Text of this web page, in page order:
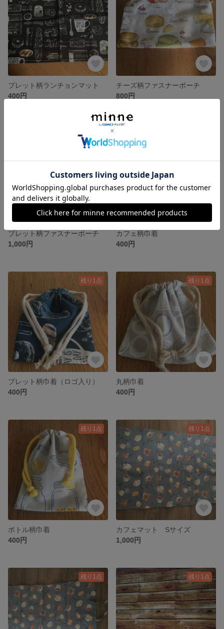
ブレット柄ランチョンマット
400円
チーズ柄ファスナーポーチ
800円
ブレット柄ファスナーポーチ
1,000円
カフェ柄巾着
400円
残り1点
ブレット柄巾着（ロゴ入り）
400円
残り1点
丸柄巾着
400円
残り1点
ボトル柄巾着
400円
残り1点
カフェマット Sサイズ
1,000円
残り1点 残り1点